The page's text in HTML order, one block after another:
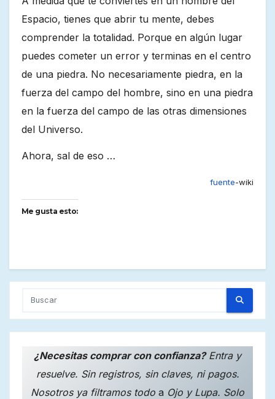
Espacio, tienes que abrir tu mente, debes
comprender la totalidad. Porque en algún lugar
puedes cometer un error y terminas en el centro
de una piedra. No necesariamente piedra, en la
fuerza del campo del hombre, sino en una piedra
en la fuerza del campo de las otras dimensiones
del Universo.
Ahora, sal de eso …
fuente-wiki
Me gusta esto:
¿Necesitas comprar con confianza?Entra y
resuelve. Sin registros, sin claves, ni pagos.
Nosotros ya filtramos todo a Ojo y Lupa. Solo